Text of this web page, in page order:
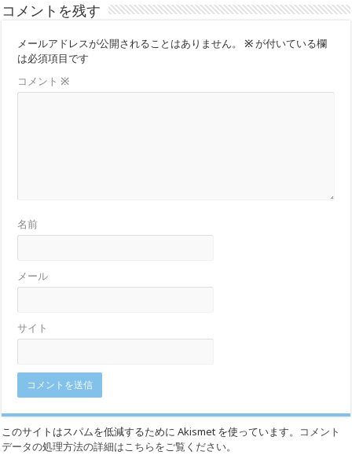
コメントを残す
メールアドレスが公開されることはありません。 ※が付いている欄
は必須項目です
コメント※
名前
メール
サイト
このサイトはスパムを低減するために Akismet を使っています。 コメント
データの処理方法の詳細はこちらをご覧ください。